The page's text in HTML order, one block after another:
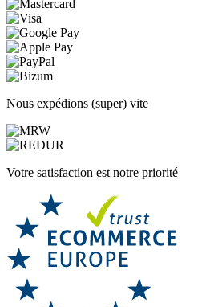
Nous expédions (super) vite
Votre satisfaction est notre priorité